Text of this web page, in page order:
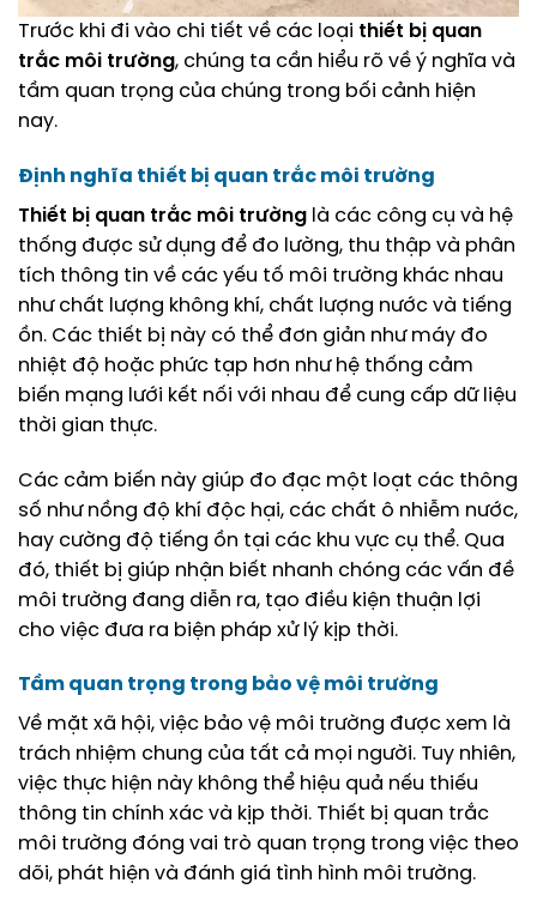
Trước khi đi vào chi tiết về các loại thiết bị quan
trắc môi trường, chúng ta cần hiểu rõ về ý nghĩa và
tầm quan trọng của chúng trong bối cảnh hiện
nay.
Định nghĩa thiết bị quan trắc môi trường
Thiết bị quan trắc môi trường là các công cụ và hệ
thống được sử dụng để đo lường, thu thập và phân
tích thông tin về các yếu tố môi trường khác nhau
như chất lượng không khí, chất lượng nước và tiếng
ồn. Các thiết bị này có thể đơn giản như máy đo
nhiệt độ hoặc phức tạp hơn như hệ thống cảm
biến mạng lưới kết nối với nhau để cung cấp dữ liệu
thời gian thực.
Các cảm biến này giúp đo đạc một loạt các thông
số như nồng độ khí độc hại, các chất ô nhiễm nước,
hay cường độ tiếng ồn tại các khu vực cụ thể. Qua
đó, thiết bị giúp nhận biết nhanh chóng các vấn đề
môi trường đang diễn ra, tạo điều kiện thuận lợi
cho việc đưa ra biện pháp xử lý kịp thời.
Tầm quan trọng trong bảo vệ môi trường
Về mặt xã hội, việc bảo vệ môi trường được xem là
trách nhiệm chung của tất cả mọi người. Tuy nhiên,
việc thực hiện này không thể hiệu quả nếu thiếu
thông tin chính xác và kịp thời. Thiết bị quan trắc
môi trường đóng vai trò quan trọng trong việc theo
dõi, phát hiện và đánh giá tình hình môi trường.